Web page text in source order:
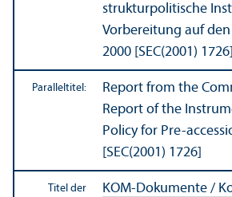
strukturpolitische
Vorbereitung auf den
2000 [SEC(2001) 1726]
Paralleltitel:
Report from the
Report of the
Policy for Pre-
[SEC(2001) 1726]
Titel der
KOM-Dokumente /